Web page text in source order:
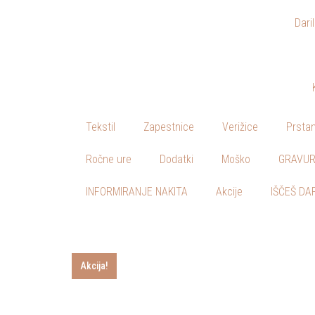
Tekstil Zapestnice Verižice
Ročne ure Dodatki Moško
INFORMIRANJE NAKITA Akcije IŠČEŠ
Akcija!